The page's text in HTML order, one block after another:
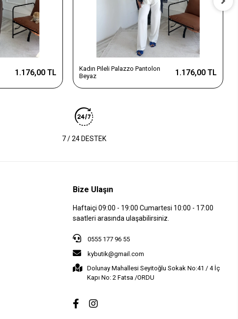
1.176,00 TL
Kadın Pileli Palazzo Pantolon
Beyaz
1.176,00 TL
7 / 24 DESTEK
Bize Ulaşın
Haftaiçi 09:00 - 19:00 Cumartesi 10:00 - 17:00
saatleri arasında ulaşabilirsiniz.
0555 177 96 55
kybutik@gmail.com
Dolunay Mahallesi Seyitoğlu Sokak No:41 / 4 İç
Kapı No: 2 Fatsa /ORDU